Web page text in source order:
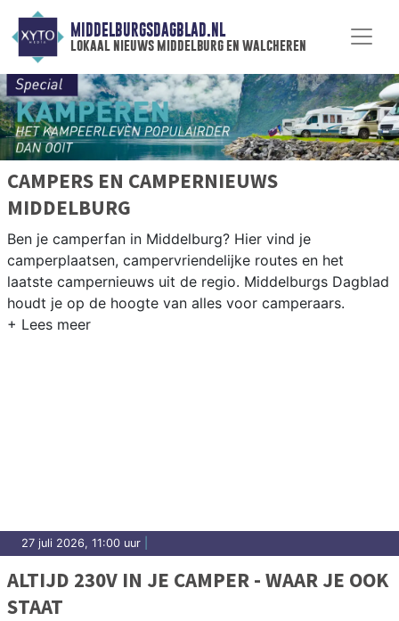
MIDDELBURGSDAGBLAD.NL
lokaal nieuws middelburg en walcheren
CAMPERS EN CAMPERNIEUWS
MIDDELBURG
Ben je camperfan in Middelburg? Hier vind je
camperplaatsen, campervriendelijke routes en het
laatste campernieuws uit de regio. Middelburgs Dagblad
houdt je op de hoogte van alles voor camperaars.
27 juli 2026, 11:00 uur
ALTIJD 230V IN JE CAMPER - WAAR JE OOK
STAAT